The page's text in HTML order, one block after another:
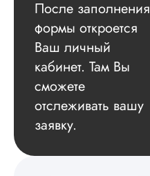
После заполнения
формы откроется
Ваш личный
кабинет. Там Вы
сможете
отслеживать вашу
заявку.